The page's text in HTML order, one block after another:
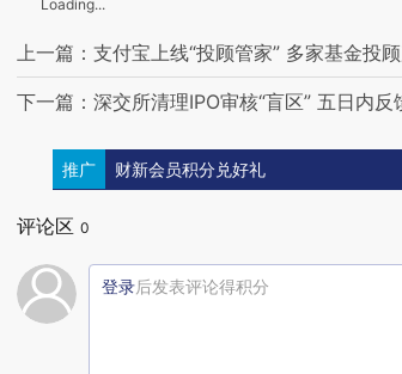
Loading...
上一篇：支付宝上线“投顾管家” 多家基金投
下一篇：深交所清理IPO审核“盲区” 五日内反
推广 财新会员积分兑好礼
评论区 0
登录后发表评论得积分